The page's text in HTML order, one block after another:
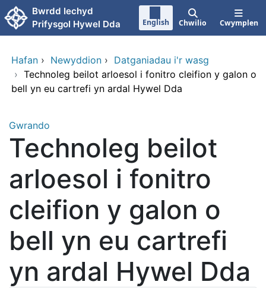
Neidio i'r prif gynnwy
Bwrdd Iechyd
Prifysgol Hywel Dda
English Chwilio Cwymplen
Hafan › Newyddion › Datganiadau i'r wasg
› Technoleg beilot arloesol i fonitro cleifion y galon o
bell yn eu cartrefi yn ardal Hywel Dda
Gwrando
Technoleg beilot
arloesol i fonitro
cleifion y galon o
bell yn eu cartrefi
yn ardal Hywel Dda